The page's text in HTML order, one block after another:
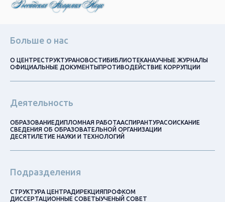
Больше о нас
О ЦЕНТРЕСТРУКТУРАНОВОСТИБИБЛИОТЕКАНАУЧНЫЕ ЖУРНАЛЫ
ОФИЦИАЛЬНЫЕ ДОКУМЕНТЫПРОТИВОДЕЙСТВИЕ КОРРУПЦИИ
Деятельность
ОБРАЗОВАНИЕДИПЛОМНАЯ РАБОТААСПИРАНТУРАСОИСКАНИЕ
СВЕДЕНИЯ ОБ ОБРАЗОВАТЕЛЬНОЙ ОРГАНИЗАЦИИ
ДЕСЯТИЛЕТИЕ НАУКИ И ТЕХНОЛОГИЙ
Подразделения
СТРУКТУРА ЦЕНТРАДИРЕКЦИЯПРОФКОМ
ДИССЕРТАЦИОННЫЕ СОВЕТЫУЧЕНЫЙ СОВЕТ